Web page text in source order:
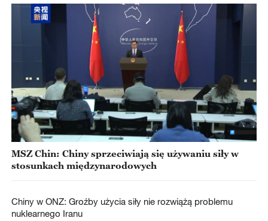
MSZ Chin: Chiny sprzeciwiają się używaniu siły w
stosunkach międzynarodowych
Chiny w ONZ: Groźby użycia siły nie rozwiążą problemu
nuklearnego Iranu